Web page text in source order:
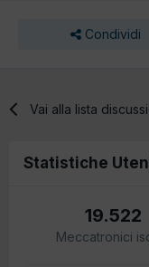
Condividi
Vai alla lista
Statistiche
19.522
Meccatronici